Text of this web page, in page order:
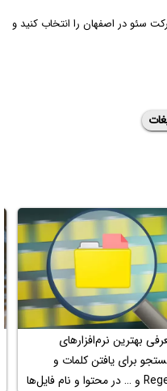
سئو در اصفهان را انتخاب کنید و
بهترین نرم‌افزارهای
برای یافتن کلمات و
Regex و … در محتوا و نام فایل‌ها